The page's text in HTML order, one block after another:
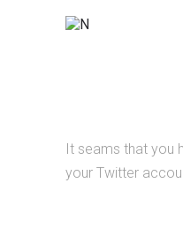
It seams that you
your Twitter